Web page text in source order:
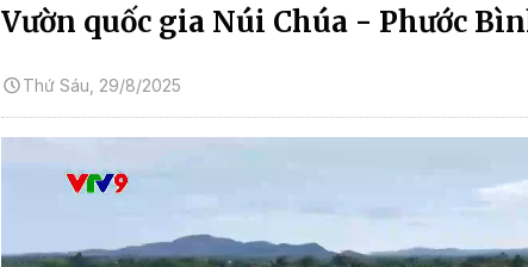
Vườn quốc gia Núi Chúa - Phước
Thứ Sáu, 29/8/2025